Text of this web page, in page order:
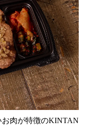
肉が特徴のKINTAN